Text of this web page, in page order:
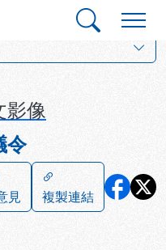
影像
令
見
複製連結